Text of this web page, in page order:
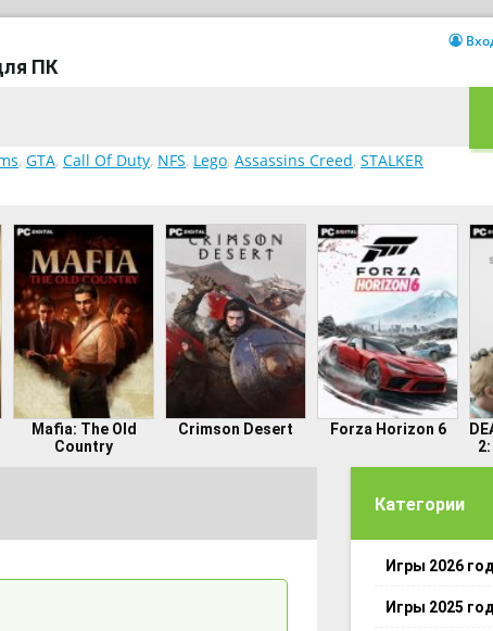
ПК
, GTA, Call Of Duty, NFS, Lego, Assassins Creed, STALKER
Mafia: The Old
Country
Crimson Desert Forza Horizon 6
Категории
Игры 2026
Игры 2025